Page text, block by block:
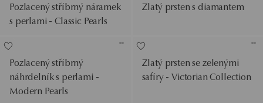
Pozlacený stříbrný náramek
s perlami - Classic Pearls
Zlatý prsten s diamantem
Pozlacený stříbrný
náhrdelník s perlami -
Modern Pearls
Zlatý prsten se zelenými
safíry - Victorian Collection